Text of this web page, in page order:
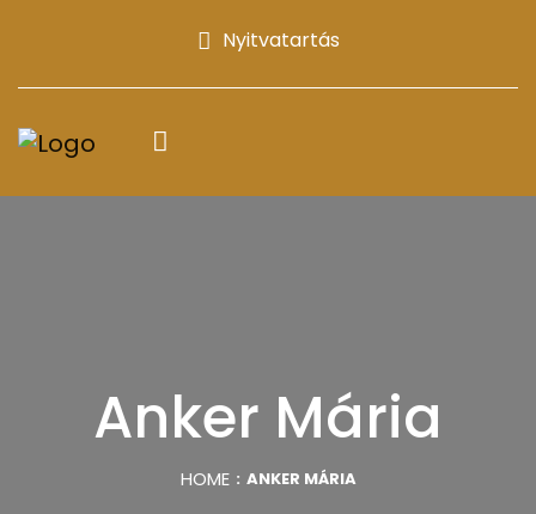
Nyitvatartás
Anker Mária
HOME ANKER MÁRIA